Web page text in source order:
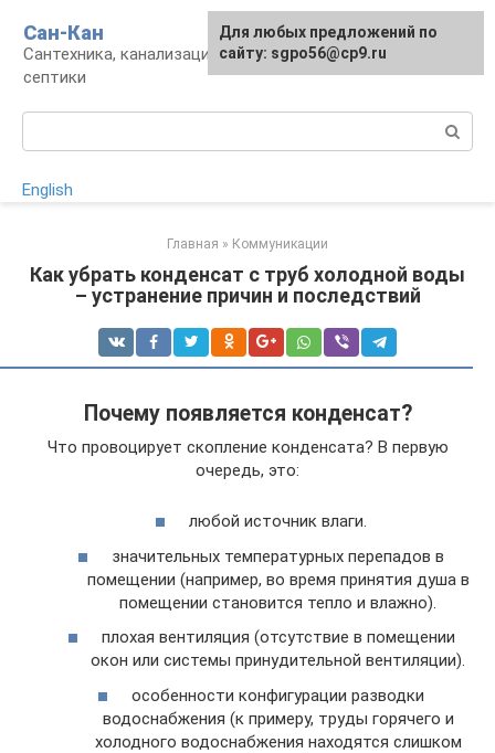
контенту
Сан-Кан
Сантехника, канализация, водопровод,
септики
English
Главная » Коммуникации
Как убрать конденсат с труб холодной воды
– устранение причин и последствий
Почему появляется конденсат?
Что провоцирует скопление конденсата? В первую
очередь, это:
любой источник влаги.
значительных температурных перепадов в
помещении (например, во время принятия душа в
помещении становится тепло и влажно).
плохая вентиляция (отсутствие в помещении
окон или системы принудительной вентиляции).
особенности конфигурации разводки
водоснабжения (к примеру, труды горячего и
холодного водоснабжения находятся слишком
Для любых предложений по
сайту: sgpo56@cp9.ru